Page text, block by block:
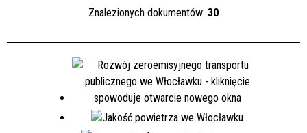
Znalezionych dokumentów: 30